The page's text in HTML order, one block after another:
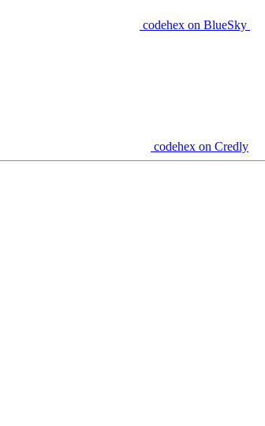
codehex on BlueSky
codehex on Credly